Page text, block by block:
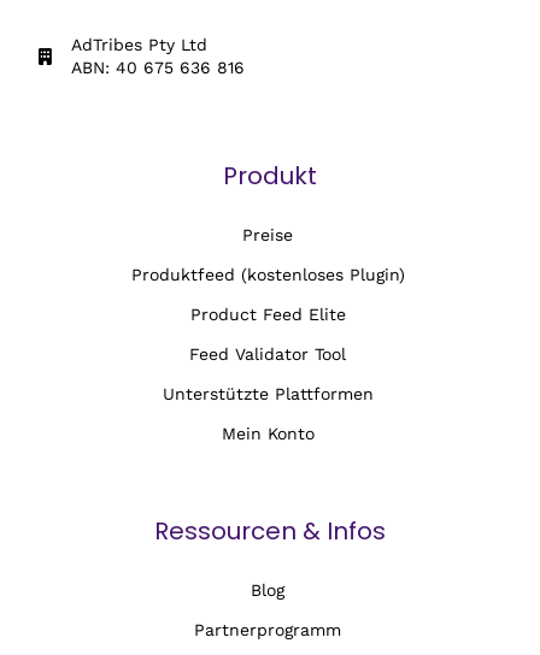
AdTribes Pty Ltd
ABN: 40 675 636 816
Produkt
Preise
Produktfeed (kostenloses Plugin)
Product Feed Elite
Feed Validator Tool
Unterstützte Plattformen
Mein Konto
Ressourcen & Infos
Blog
Partnerprogramm